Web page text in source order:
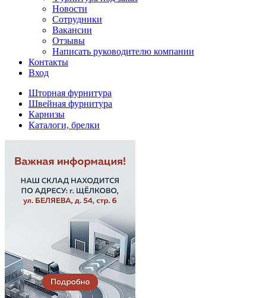
Новости
Сотрудники
Вакансии
Отзывы
Написать руководителю компании
Контакты
Вход
Шторная фурнитура
Швейная фурнитура
Карнизы
Каталоги, брелки